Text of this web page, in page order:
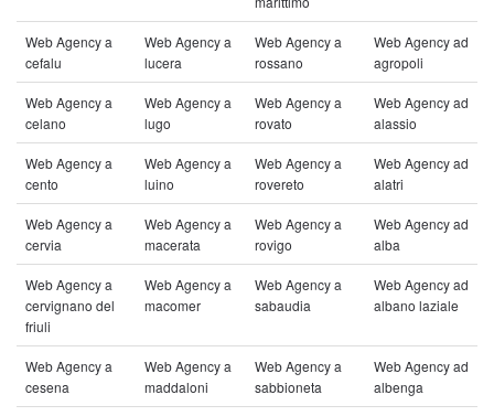
Web Agency a
cefalu
Web Agency a
lucera
Web Agency a
rossano
Web Agency ad
agropoli
Web Agency a
celano
Web Agency a
lugo
Web Agency a
rovato
Web Agency ad
alassio
Web Agency a
cento
Web Agency a
luino
Web Agency a
rovereto
Web Agency ad
alatri
Web Agency a
cervia
Web Agency a
macerata
Web Agency a
rovigo
Web Agency ad
alba
Web Agency a
cervignano del
friuli
Web Agency a
macomer
Web Agency a
sabaudia
Web Agency ad
albano laziale
Web Agency a
cesena
Web Agency a
maddaloni
Web Agency a
sabbioneta
Web Agency ad
albenga